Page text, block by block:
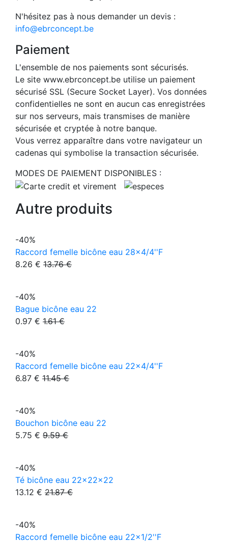
N'hésitez pas à nous demander un devis :
info@ebrconcept.be
Paiement
L'ensemble de nos paiements sont sécurisés.
Le site www.ebrconcept.be utilise un paiement
sécurisé SSL (Secure Socket Layer). Vos données
confidentielles ne sont en aucun cas enregistrées
sur nos serveurs, mais transmises de manière
sécurisée et cryptée à notre banque.
Vous verrez apparaître dans votre navigateur un
cadenas qui symbolise la transaction sécurisée.
MODES DE PAIEMENT DISPONIBLES :
Autre produits
-40%
Raccord femelle bicône eau 28x4/4''F
8.26 € 13.76 €
-40%
Bague bicône eau 22
0.97 € 1.61 €
-40%
Raccord femelle bicône eau 22x4/4''F
6.87 € 11.45 €
-40%
Bouchon bicône eau 22
5.75 € 9.59 €
-40%
Té bicône eau 22x22x22
13.12 € 21.87 €
-40%
Raccord femelle bicône eau 22x1/2''F